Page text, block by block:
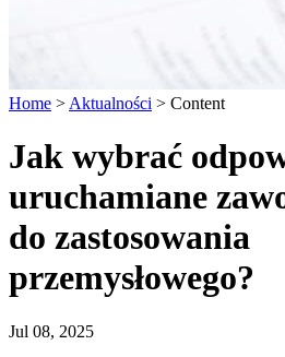
Home > Aktualności > Content
Jak wybrać
uruchamiane
do zastosowania
przemysłowego?
Jul 08, 2025